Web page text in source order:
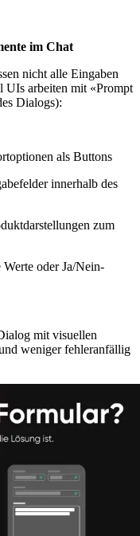
im Chat
nicht alle Eingaben
UIs arbeiten mit «Prompt
Dialogs):
als Buttons
innerhalb des
zum
oder Ja/Nein-
mit visuellen
weniger fehleranfällig